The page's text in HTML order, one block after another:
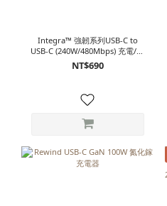
Integra™ 強韌系列USB-C to
USB-C (240W/480Mbps) 充電/傳
輸編織線 (1.2 m)
NT$690